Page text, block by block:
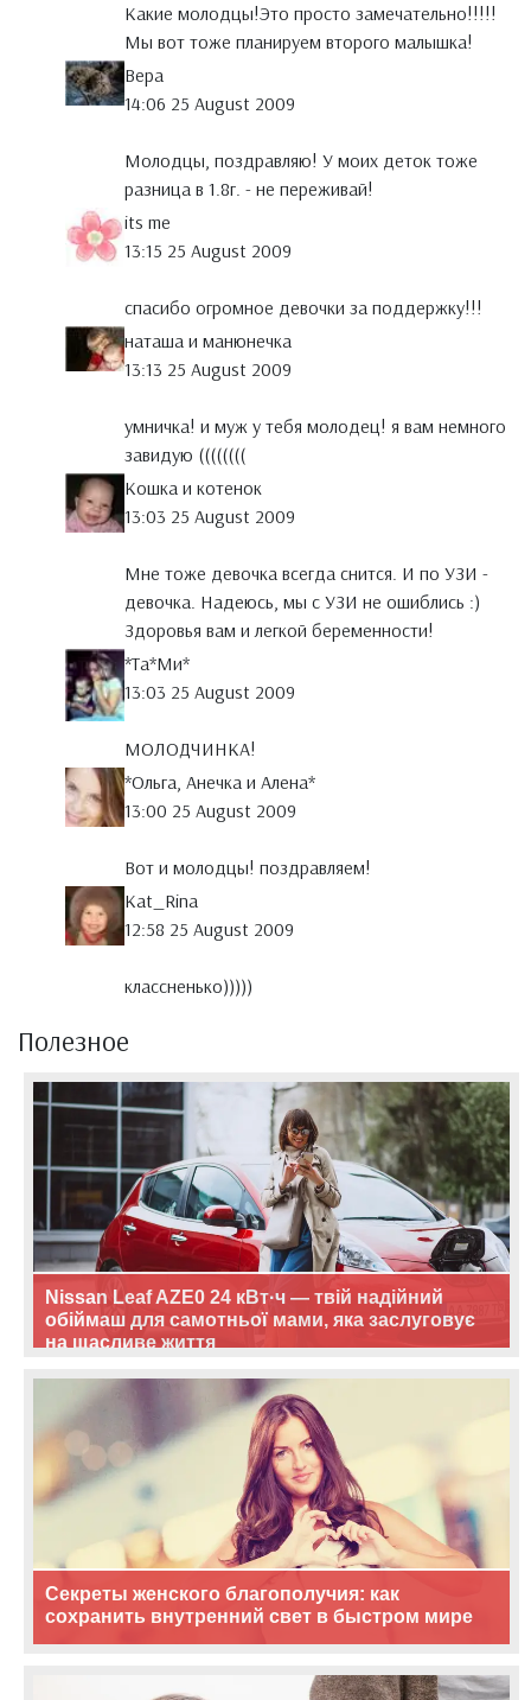
Какие молодцы!Это просто замечательно!!!!!
Мы вот тоже планируем второго малышка!
Вера
14:06 25 August 2009
Молодцы, поздравляю! У моих деток тоже
разница в 1.8г. - не переживай!
its me
13:15 25 August 2009
спасибо огромное девочки за поддержку!!!
наташа и манюнечка
13:13 25 August 2009
умничка! и муж у тебя молодец! я вам немного
завидую ((((((((
Кошка и котенок
13:03 25 August 2009
Мне тоже девочка всегда снится. И по УЗИ -
девочка. Надеюсь, мы с УЗИ не ошиблись :)
Здоровья вам и легкой беременности!
*Тa*Ми*
13:03 25 August 2009
МОЛОДЧИНКА!
*Ольга, Анечка и Алена*
13:00 25 August 2009
Вот и молодцы! поздравляем!
Kat_Rina
12:58 25 August 2009
классненько)))))
Полезное
Nissan Leaf AZE0 24 кВт·ч — твій надійний
обіймаш для самотньої мами, яка заслуговує
на щасливе життя
Секреты женского благополучия: как
сохранить внутренний свет в быстром мире